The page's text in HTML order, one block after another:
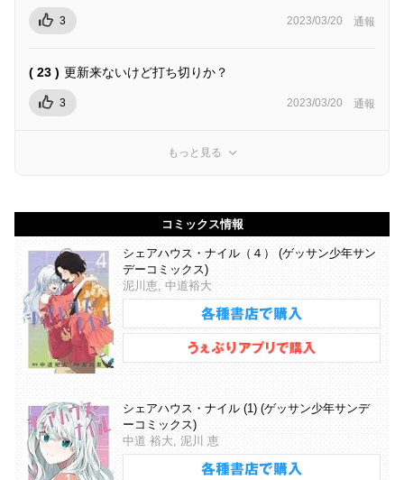
3 2023/03/20 通報
( 23 ) 更新来ないけど打ち切りか？
3 2023/03/20 通報
もっと見る
コミックス情報
シェアハウス・ナイル（４） (ゲッサン少年サン
デーコミックス)
泥川恵, 中道裕大
シェアハウス・ナイル (1) (ゲッサン少年サンデ
ーコミックス)
中道 裕大, 泥川 恵